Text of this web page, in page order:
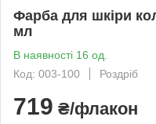
Фарба для шкіри
мл
В наявності 16 од.
Код: 003-100
Роздріб
719 ₴/флакон